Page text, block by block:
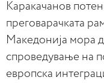
Каракачанов
преговарачката
Македонија мора
спроведување на
европска